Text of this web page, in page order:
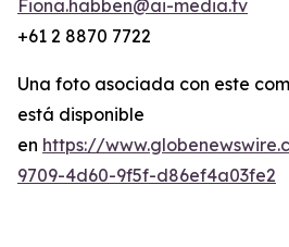
Fiona.habben@ai-media.tv
+61 2 8870 7722
Una foto asociada con este
está disponible
en https://
9709-4d60-9f5f-d86ef4a03fe2